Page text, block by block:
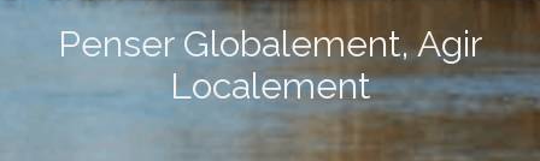
Penser Globalement, Agir
Localement